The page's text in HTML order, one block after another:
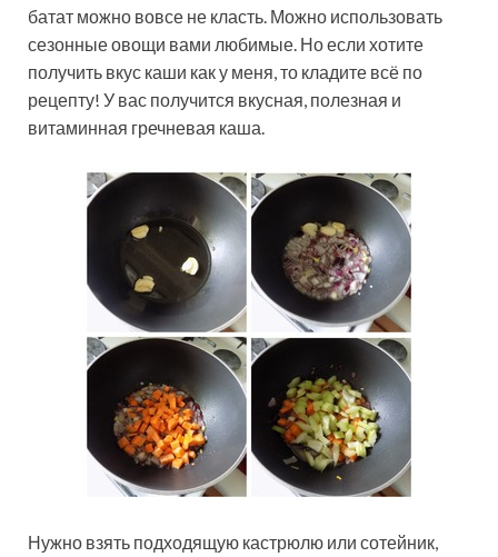
батат можно вовсе не класть. Можно использовать
сезонные овощи вами любимые. Но если хотите
получить вкус каши как у меня, то кладите всё по
рецепту! У вас получится вкусная, полезная и
витаминная гречневая каша.
Нужно взять подходящую кастрюлю или сотейник,